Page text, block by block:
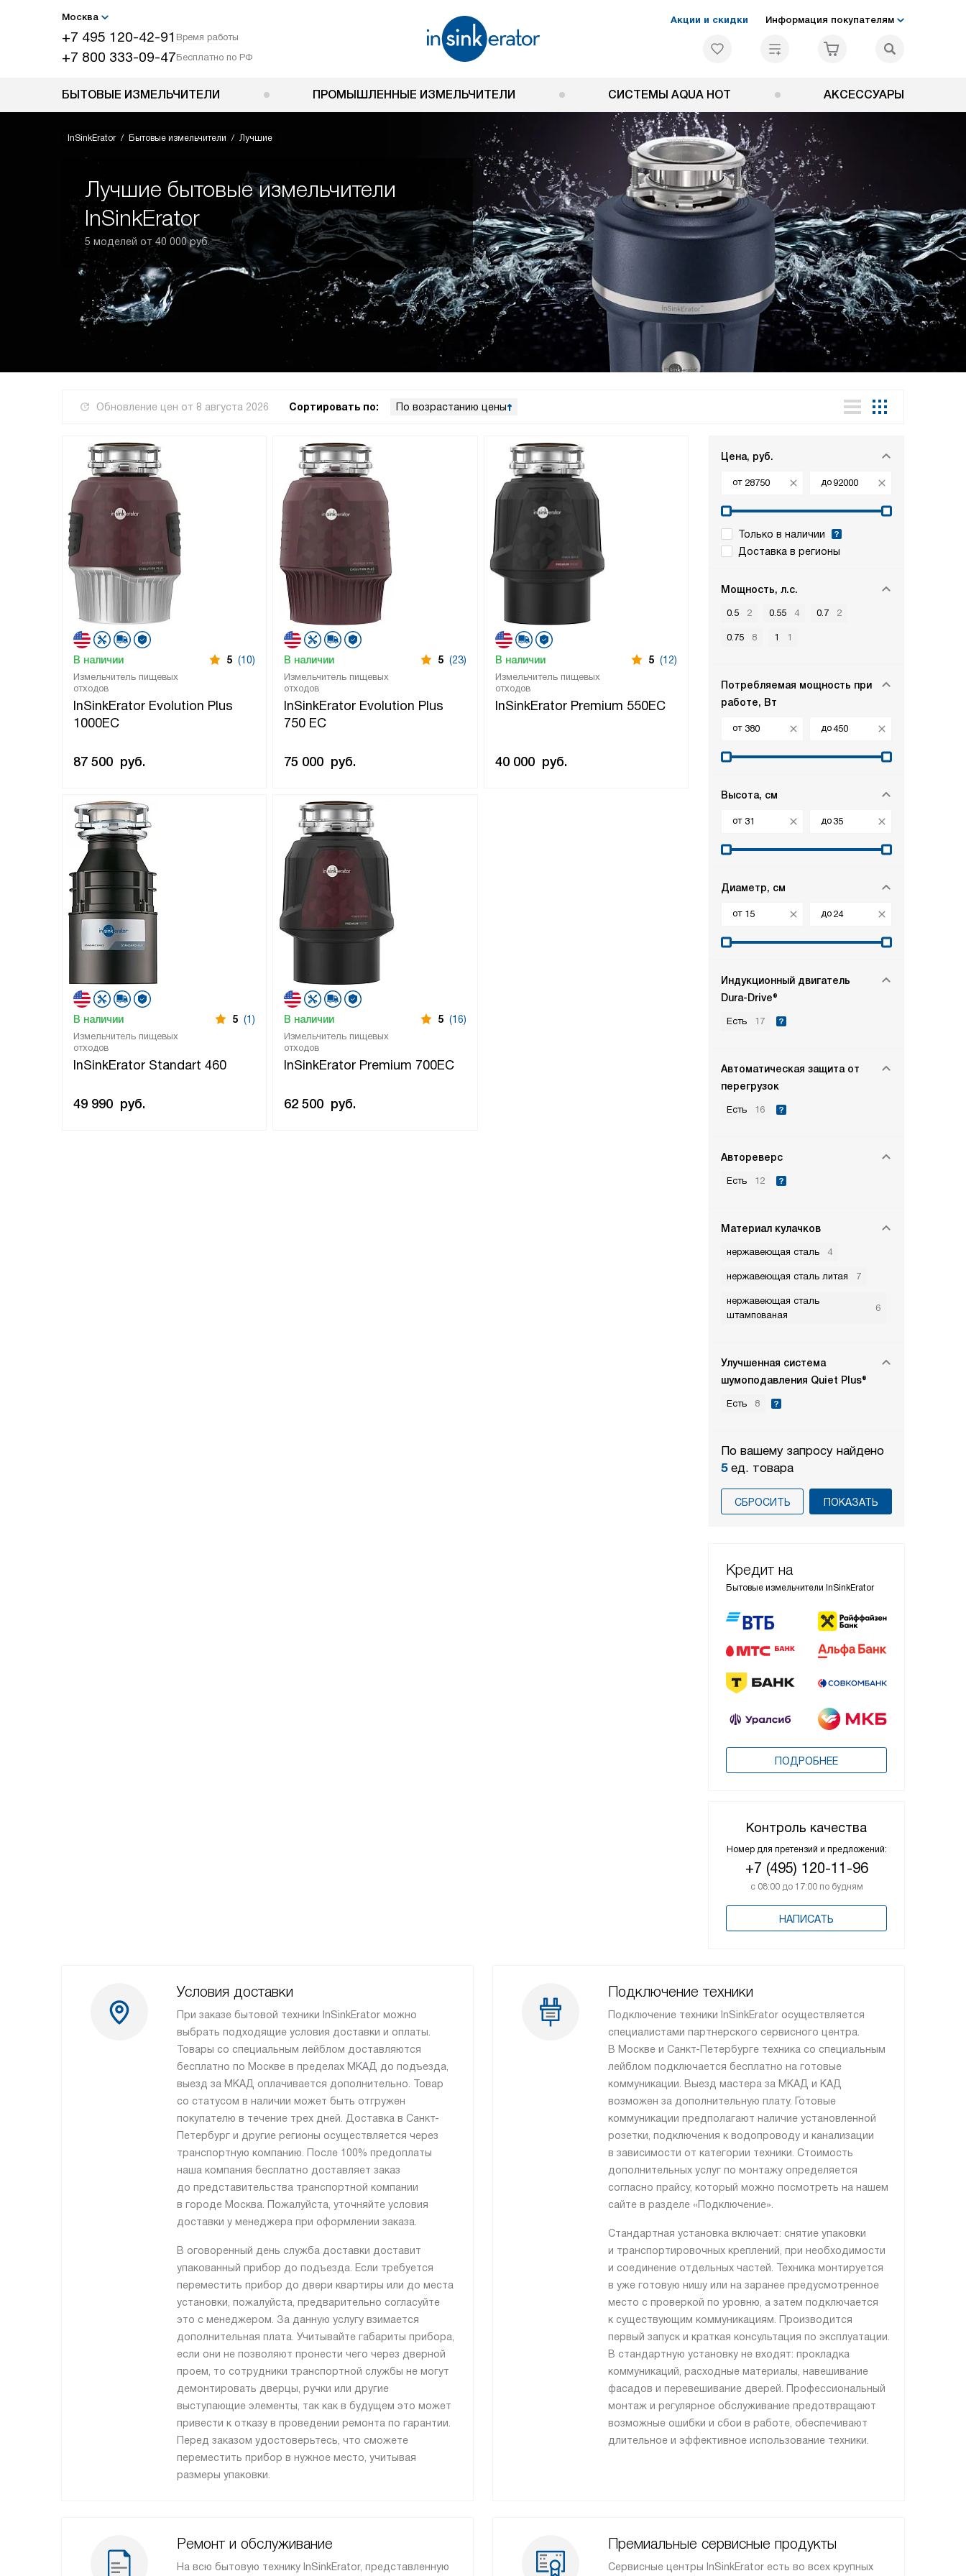
Москва
+7 495 120-42-91 Время работы
+7 800 333-09-47Бесплатно по РФ
Акции и скидки Информация покупателям
БЫТОВЫЕ ИЗМЕЛЬЧИТЕЛИ ПРОМЫШЛЕННЫЕ ИЗМЕЛЬЧИТЕЛИ СИСТЕМЫ AQUA HOT АКСЕССУАРЫ
InSinkErator Бытовые измельчители Лучшие
Лучшие бытовые измельчители
InSinkErator
5 моделей от 40 000 руб.
Обновление цен от 8 августа 2026 Сортировать по: По возрастанию цены
Цена, руб.
от до
Только в наличии
Доставка в регионы
Мощность, л.с.
0.5 2 0.55 4 0.7 2
0.75 8 1 1
Потребляемая мощность при
работе, Вт
от до
Высота, см
от до
Диаметр, см
от до
Индукционный двигатель
Dura-Drive®
Есть 17
Автоматическая защита от
перегрузок
Есть 16
Автореверс
Есть 12
Материал кулачков
нержавеющая сталь 4
нержавеющая сталь литая 7
нержавеющая сталь
штампованая
6
Улучшенная система
шумоподавления Quiet Plus®
Есть 8
По вашему запросу найдено
5ед. товара
СБРОСИТЬ
Кредит на
Бытовые измельчители InSinkErator
ПОДРОБНЕЕ
Контроль качества
Номер для претензий и предложений:
+7 (495) 120-11-96
с 08:00 до 17:00 по будням
НАПИСАТЬ
Измельчитель пищевых
отходов
InSinkErator Evolution Plus
1000EC
В наличии 5 (10)
87 500 руб.
Измельчитель пищевых
отходов
InSinkErator Evolution Plus
750 EC
В наличии 5 (23)
75 000 руб.
Измельчитель пищевых
отходов
InSinkErator Premium 550EC
В наличии 5 (12)
40 000 руб.
Измельчитель пищевых
отходов
InSinkErator Standart 460
В наличии 5 (1)
49 990 руб.
Измельчитель пищевых
отходов
InSinkErator Premium 700EC
В наличии 5 (16)
62 500 руб.
Условия доставки
При заказе бытовой техники InSinkErator можно
выбрать подходящие условия доставки и оплаты.
Товары со специальным лейблом доставляются
бесплатно по Москве в пределах МКАД до подъезда,
выезд за МКАД оплачивается дополнительно. Товар
со статусом в наличии может быть отгружен
покупателю в течение трех дней. Доставка в Санкт-
Петербург и другие регионы осуществляется через
транспортную компанию. После 100% предоплаты
наша компания бесплатно доставляет заказ
до представительства транспортной компании
в городе Москва. Пожалуйста, уточняйте условия
доставки у менеджера при оформлении заказа.
В оговоренный день служба доставки доставит
упакованный прибор до подъезда. Если требуется
переместить прибор до двери квартиры или до места
установки, пожалуйста, предварительно согласуйте
это с менеджером. За данную услугу взимается
дополнительная плата. Учитывайте габариты прибора,
если они не позволяют пронести чего через дверной
проем, то сотрудники транспортной службы не могут
демонтировать дверцы, ручки или другие
выступающие элементы, так как в будущем это может
привести к отказу в проведении ремонта по гарантии.
Перед заказом удостоверьтесь, что сможете
переместить прибор в нужное место, учитывая
размеры упаковки.
Подключение техники
Подключение техники InSinkErator осуществляется
специалистами партнерского сервисного центра.
В Москве и Санкт-Петербурге техника со специальным
лейблом подключается бесплатно на готовые
коммуникации. Выезд мастера за МКАД и КАД
возможен за дополнительную плату. Готовые
коммуникации предполагают наличие установленной
розетки, подключения к водопроводу и канализации
в зависимости от категории техники. Стоимость
дополнительных услуг по монтажу определяется
согласно прайсу, который можно посмотреть на нашем
сайте в разделе «Подключение».
Стандартная установка включает: снятие упаковки
и транспортировочных креплений, при необходимости
и соединение отдельных частей. Техника монтируется
в уже готовую нишу или на заранее предусмотренное
место с проверкой по уровню, а затем подключается
к существующим коммуникациям. Производится
первый запуск и краткая консультация по эксплуатации.
В стандартную установку не входят: прокладка
коммуникаций, расходные материалы, навешивание
фасадов и перевешивание дверей. Профессиональный
монтаж и регулярное обслуживание предотвращают
возможные ошибки и сбои в работе, обеспечивают
длительное и эффективное использование техники.
Ремонт и обслуживание
На всю бытовую технику InSinkErator, представленную
Премиальные сервисные продукты
Сервисные центры InSinkErator есть во всех крупных